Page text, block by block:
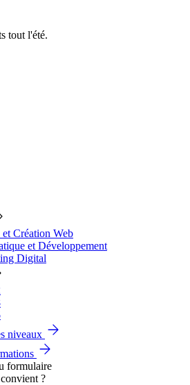
tout l'été.
Création Web
et Développement
Digital
niveaux
?